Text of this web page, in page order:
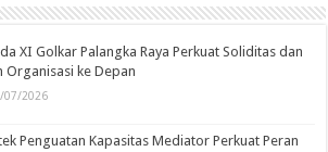
XI Golkar Palangka Raya Perkuat Soliditas dan
Organisasi ke Depan
07/2026
Penguatan Kapasitas Mediator Perkuat Peran